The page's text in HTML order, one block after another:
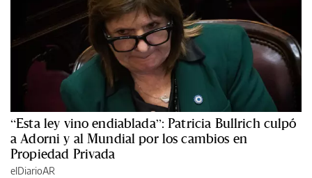
“Esta ley vino endiablada”: Patricia Bullrich culpó
a Adorni y al Mundial por los cambios en
Propiedad Privada
elDiarioAR